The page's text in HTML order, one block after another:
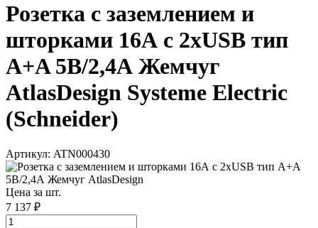
Розетка с заземлением и
шторками 16А c 2хUSB тип
A+A 5В/2,4А Жемчуг
AtlasDesign Systeme Electric
(Schneider)
Артикул: ATN000430
Цена за шт.
7 137 ₽